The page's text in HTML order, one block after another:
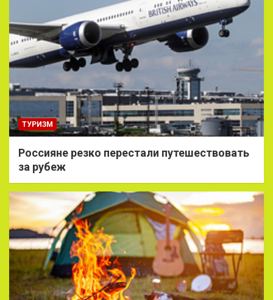
ТУРИЗМ
Россияне резко перестали путешествовать
за рубеж